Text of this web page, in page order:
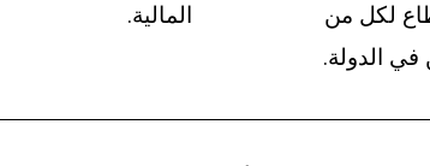
لكل من
في الدولة.
المالية.